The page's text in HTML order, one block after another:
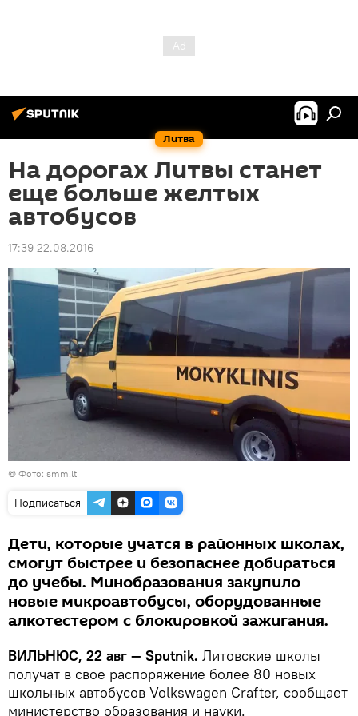
Литва
На дорогах Литвы станет
еще больше желтых
автобусов
17:39 22.08.2016
© Фото: smm.lt
Подписаться
Дети, которые учатся в районных школах,
смогут быстрее и безопаснее добираться
до учебы. Минобразования закупило
новые микроавтобусы, оборудованные
алкотестером с блокировкой зажигания.
ВИЛЬНЮС, 22 авг — Sputnik. Литовские школы
получат в свое распоряжение более 80 новых
школьных автобусов Volkswagen Crafter, сообщает
министерство образования и науки.